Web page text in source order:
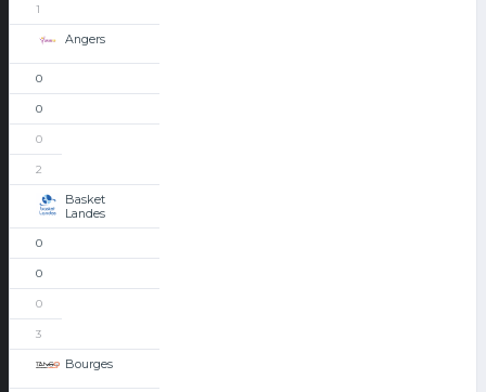
1
Angers
0
0
0
2
Basket
Landes
0
0
0
3
Bourges